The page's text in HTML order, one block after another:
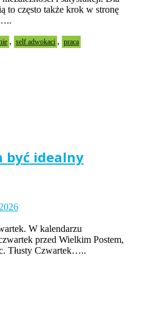
to często także krok w stronę
, self adwokaci , praca
być idealny
W kalendarzu
przed Wielkim Postem,
Tłusty Czwartek…..